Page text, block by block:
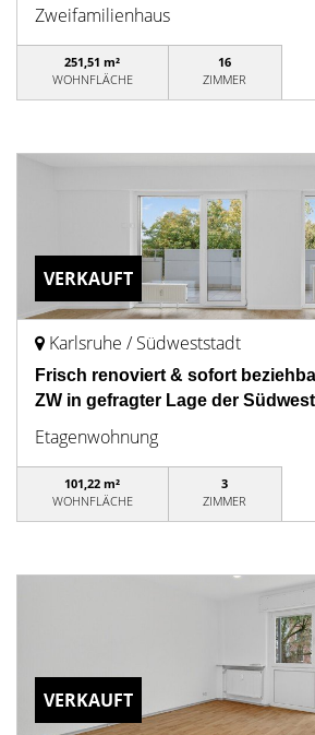
Zweifamilienhaus
251,51 m²
WOHNFLÄCHE
16
ZIMMER
VERKAUFT
Karlsruhe / Südweststadt
Frisch renoviert & sofort
ZW in gefragter Lage der
Etagenwohnung
101,22 m²
WOHNFLÄCHE
3
ZIMMER
VERKAUFT